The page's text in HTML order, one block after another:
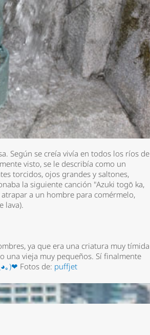
Según se creía vivía en todos los ríos de
visto, se le describía como un
torcidos, ojos grandes y saltones,
la siguiente canción "Azuki togō ka,
a un hombre para comérmelo,
lava).
ya que era una criatura muy tímida
una vieja muy pequeños. Sí finalmente
｡)❤ Fotos de: puffjet